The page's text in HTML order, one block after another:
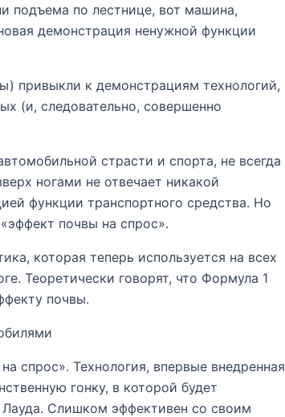
подъема по лестнице, вот машина,
демонстрация ненужной функции
привыкли к демонстрациям технологий,
(и, следовательно, совершенно
страсти и спорта, не всегда
ногами не отвечает никакой
функции транспортного средства. Но
почвы на спрос».
которая теперь используется на всех
Теоретически говорят, что Формула 1
почвы.
спрос». Технология, впервые внедренная
гонку, в которой будет
Лауда. Слишком эффективен со своим